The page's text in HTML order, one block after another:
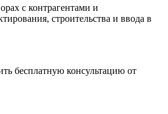
с контрагентами и
строительства и ввода в
бесплатную консультацию от